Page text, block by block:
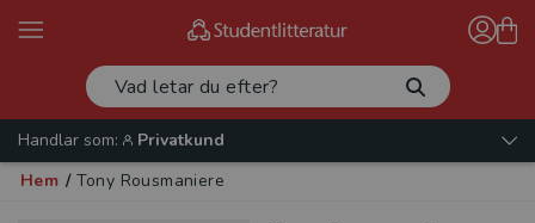
Handlar som:
Privatkund
Hem / Tony Rousmaniere